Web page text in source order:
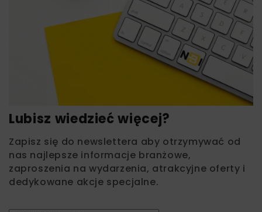
Lubisz wiedzieć więcej?
Zapisz się do newslettera aby otrzymywać od
nas najlepsze informacje branżowe,
zaproszenia na wydarzenia, atrakcyjne oferty i
dedykowane akcje specjalne.